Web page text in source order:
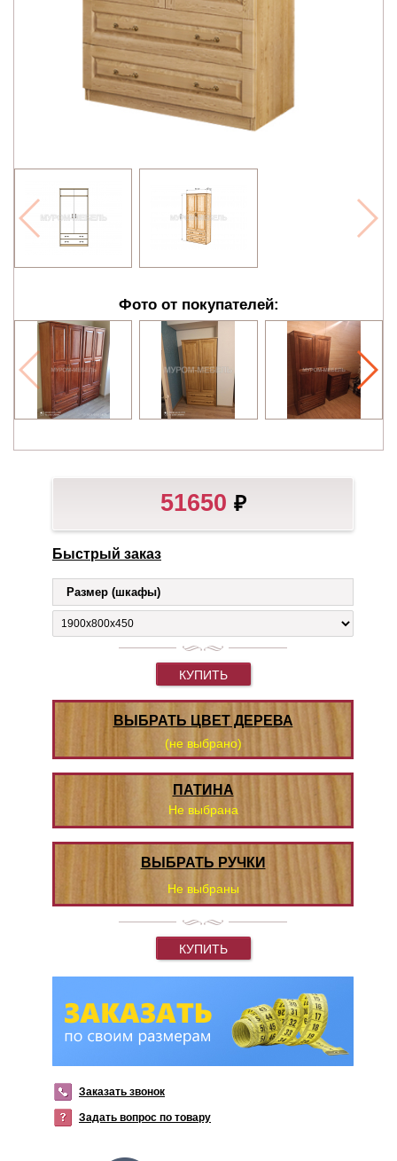
Фото от покупателей:
51650 ₽
Быстрый заказ
Размер (шкафы)
КУПИТЬ
ВЫБРАТЬ ЦВЕТ ДЕРЕВА
(не выбрано)
ПАТИНА
Не выбрана
ВЫБРАТЬ РУЧКИ
Не выбраны
КУПИТЬ
Заказать звонок
Задать вопрос по товару